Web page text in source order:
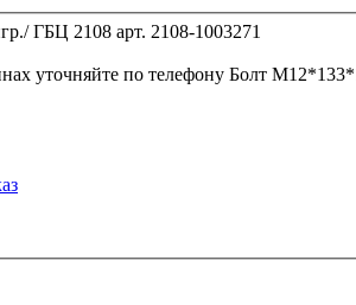
уточняйте по телефону